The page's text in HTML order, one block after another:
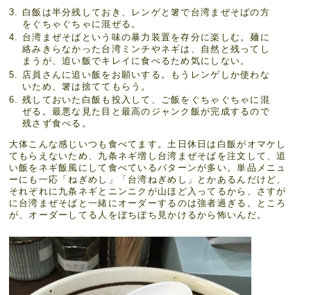
白飯は半分残しておき、レンゲと箸で台湾まぜそばの方
をぐちゃぐちゃに混ぜる。
台湾まぜそばという味の暴力装置を存分に楽しむ。麺に
絡みきらなかった台湾ミンチやネギは、自然と残ってし
まうが、追い飯でキレイに食べるため気にしない。
店員さんに追い飯をお願いする。もうレンゲしか使わな
いため、箸は捨ててもらう。
残しておいた白飯も投入して、ご飯をぐちゃぐちゃに混
ぜる。最悪な見た目と最高のジャンク飯が完成するので
残さず食べる。
大体こんな感じいつも食べてます。土日休日は白飯がオマケし
てもらえないため、九条ネギ増し台湾まぜそばを注文して、追
い飯をネギ飯風にして食べているパターンが多い。単品メニュ
ーにも一応「ねぎめし」「台湾ねぎめし」とかあるんだけど、
それぞれに九条ネギとニンニクが山ほど入ってるから、さすが
に台湾まぜそばと一緒にオーダーするのは強者過ぎる。ところ
が、オーダーしてる人をぼちぼち見かけるから怖いんだ。